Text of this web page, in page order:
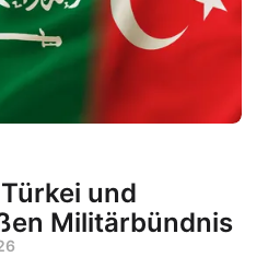
und
Militärbündnis